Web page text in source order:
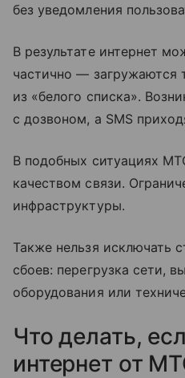
без уведомления
В результате интернет
частично — загружаются
из «белого списка».
с дозвоном, а SMS
В подобных ситуациях
качеством связи.
инфраструктуры.
Также нельзя исключать
сбоев: перегрузка сети,
оборудования или
Что делать,
интернет от